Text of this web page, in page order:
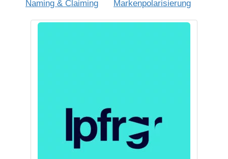
Naming & Claiming Markenpolarisierung